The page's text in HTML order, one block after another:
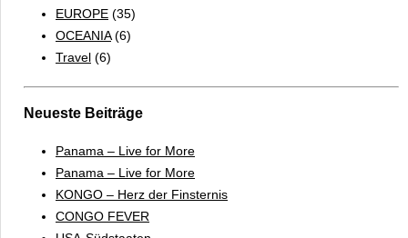
EUROPE (35)
OCEANIA(6)
Travel (6)
Neueste Beiträge
Panama – Live for More
Panama – Live for More
KONGO – Herz der Finsternis
CONGO FEVER